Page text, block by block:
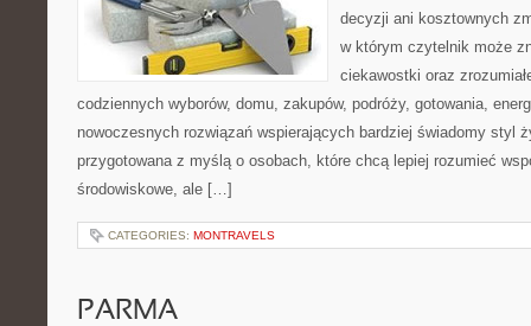
decyzji ani kosztownych
w którym czytelnik może
ciekawostki oraz
codziennych wyborów, domu, zakupów, podróży, gotowania,
nowoczesnych rozwiązań wspierających bardziej świadomy styl
przygotowana z myślą o osobach, które chcą lepiej rozumieć
środowiskowe, ale […]
CATEGORIES: MONTRAVELS
PARMA